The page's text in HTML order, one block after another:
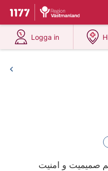
To start page for 1177
Du har valt region
Logga in
at 1177.se
صمیمیت و امنیت